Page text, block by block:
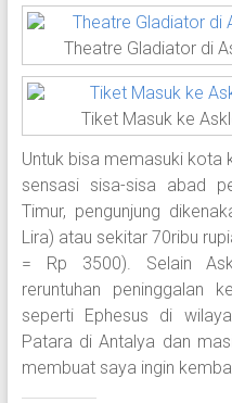
Theatre Gladiator di
Tiket Masuk ke
Untuk bisa memasuki kota
sensasi sisa-sisa abad
Timur, pengunjung
Lira) atau sekitar 70ribu
= Rp 3500). Selain
reruntuhan peninggalan
seperti Ephesus di
Patara di Antalya dan
membuat saya ingin